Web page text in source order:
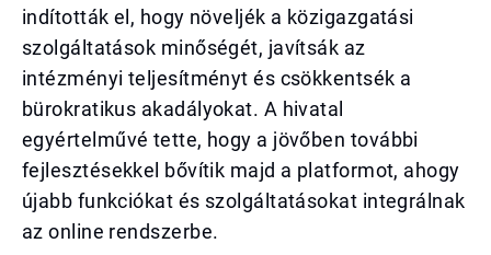
indították el, hogy növeljék a közigazgatási
szolgáltatások minőségét, javítsák az
intézményi teljesítményt és csökkentsék a
bürokratikus akadályokat. A hivatal
egyértelművé tette, hogy a jövőben további
fejlesztésekkel bővítik majd a platformot, ahogy
újabb funkciókat és szolgáltatásokat integrálnak
az online rendszerbe.